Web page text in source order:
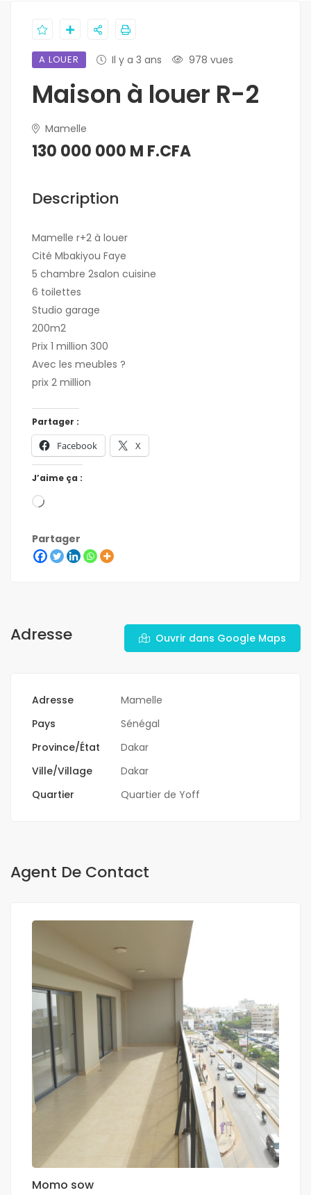
A LOUER Il y a 3 ans 978 vues
Maison à louer R-2
Mamelle
130 000 000 M F.CFA
Description
Mamelle r+2 à louer
Cité Mbakiyou Faye
5 chambre 2salon cuisine
6 toilettes
Studio garage
200m2
Prix 1 million 300
Avec les meubles ?
prix 2 million
Partager :
Facebook X
J’aime ça :
Partager
Adresse Ouvrir dans Google Maps
Adresse
Mamelle
Pays
Sénégal
Province/État
Dakar
Ville/Village
Dakar
Quartier
Quartier de Yoff
Agent De Contact
Momo sow